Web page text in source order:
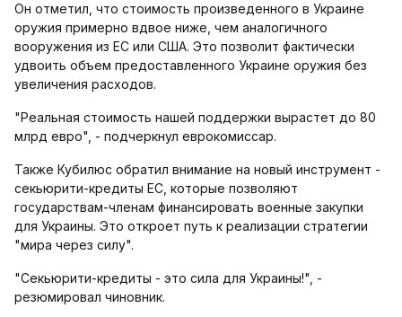
Он отметил, что стоимость произведенного в Украине
оружия примерно вдвое ниже, чем аналогичного
вооружения из ЕС или США. Это позволит фактически
удвоить объем предоставленного Украине оружия без
увеличения расходов.
"Реальная стоимость нашей поддержки вырастет до 80
млрд евро", - подчеркнул еврокомиссар.
Также Кубилюс обратил внимание на новый инструмент -
секьюрити-кредиты ЕС, которые позволяют
государствам-членам финансировать военные закупки
для Украины. Это откроет путь к реализации стратегии
"мира через силу".
"Секьюрити-кредиты - это сила для Украины!", -
резюмировал чиновник.